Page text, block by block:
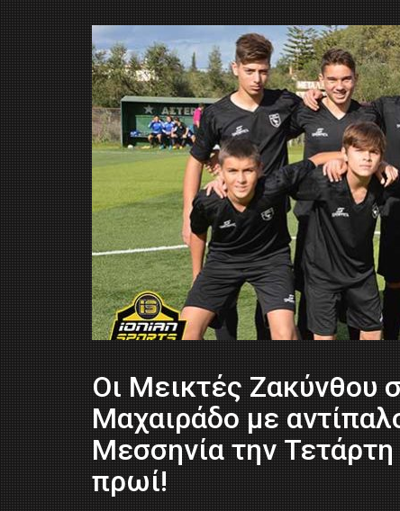
Οι Μεικτές Ζακύνθου
Μαχαιράδο με
Μεσσηνία την Τετάρτη
πρωί!